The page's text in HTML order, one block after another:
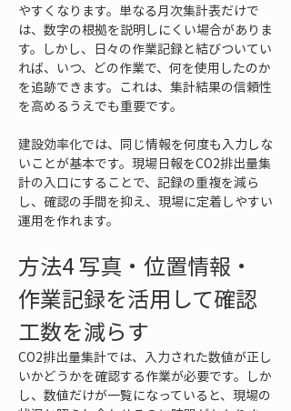
やすくなります。単なる月次集計表だけで
は、数字の根拠を説明しにくい場合がありま
す。しかし、日々の作業記録と結びついてい
れば、いつ、どの作業で、何を使用したのか
を追跡できます。これは、集計結果の信頼性
を高めるうえでも重要です。
建設効率化では、同じ情報を何度も入力しな
いことが基本です。現場日報をCO2排出量集
計の入口にすることで、記録の重複を減ら
し、確認の手間を抑え、現場に定着しやすい
運用を作れます。
方法4 写真・位置情報・
作業記録を活用して確認
工数を減らす
CO2排出量集計では、入力された数値が正し
いかどうかを確認する作業が必要です。しか
し、数値だけが一覧になっていると、現場の